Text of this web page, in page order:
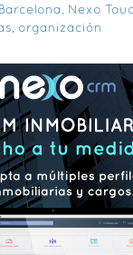
Barcelona, Nexo
, organización